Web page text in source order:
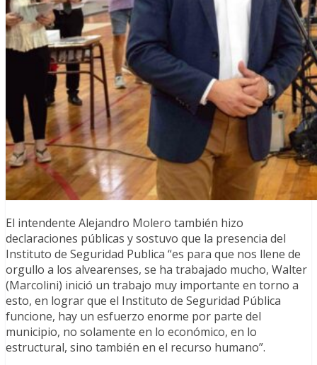
El intendente Alejandro Molero también hizo
declaraciones públicas y sostuvo que la presencia del
Instituto de Seguridad Publica “es para que nos llene de
orgullo a los alvearenses, se ha trabajado mucho, Walter
(Marcolini) inició un trabajo muy importante en torno a
esto, en lograr que el Instituto de Seguridad Pública
funcione, hay un esfuerzo enorme por parte del
municipio, no solamente en lo económico, en lo
estructural, sino también en el recurso humano”.